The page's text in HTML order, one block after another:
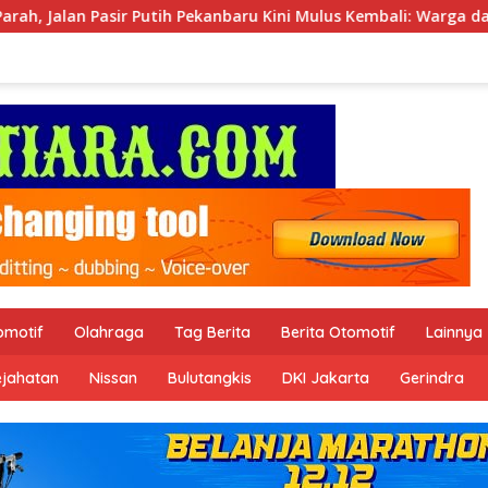
Kini Mulus Kembali: Warga dan Aktivis Apresiasi Walikota
Olahraga Tag Berita Berita Otomotif Lainnya
Nissan Bulutangkis DKI Jakarta Gerindra